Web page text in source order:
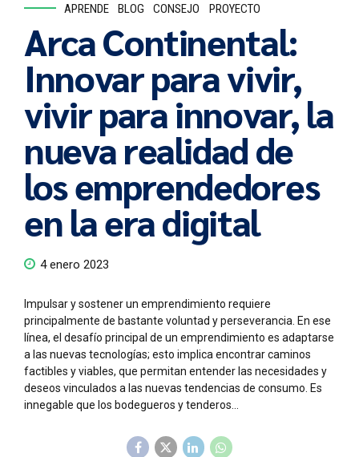
APRENDE BLOG CONSEJO PROYECTO
Arca Continental:
Innovar para vivir,
vivir para innovar, la
nueva realidad de
los emprendedores
en la era digital
4 enero 2023
Impulsar y sostener un emprendimiento requiere
principalmente de bastante voluntad y perseverancia. En ese
línea, el desafío principal de un emprendimiento es adaptarse
a las nuevas tecnologías; esto implica encontrar caminos
factibles y viables, que permitan entender las necesidades y
deseos vinculados a las nuevas tendencias de consumo. Es
innegable que los bodegueros y tenderos...